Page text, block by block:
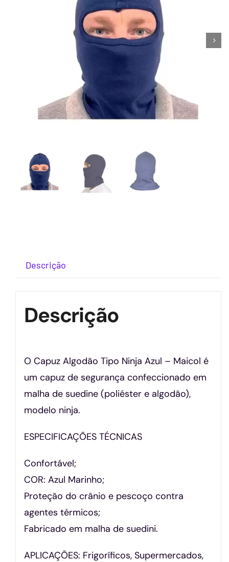
Descrição
Descrição
O Capuz Algodão Tipo Ninja Azul – Maicol é
um capuz de segurança confeccionado em
malha de suedine (poliéster e algodão),
modelo ninja.
ESPECIFICAÇÕES TÉCNICAS
Confortável;
COR: Azul Marinho;
Proteção do crânio e pescoço contra
agentes térmicos;
Fabricado em malha de suedini.
APLICAÇÕES: Frigoríficos, Supermercados,